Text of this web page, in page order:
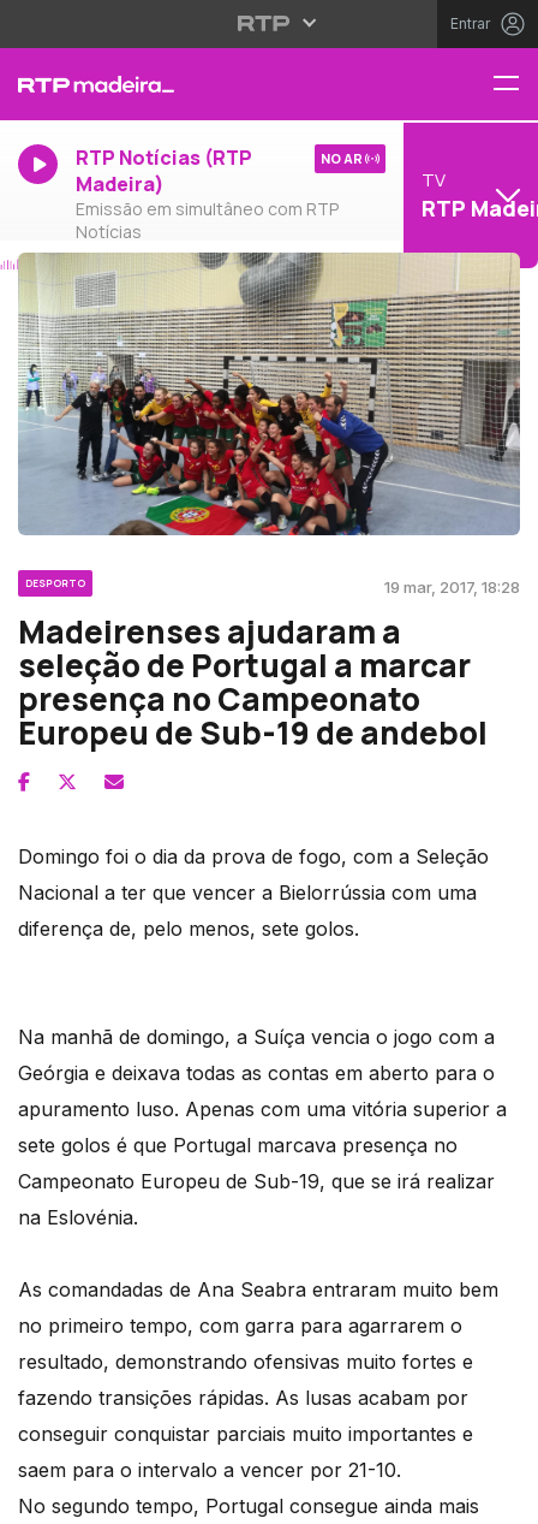
Entrar
RTP Notícias (RTP
Madeira)
Emissão em simultâneo com RTP
Notícias
NO AR
TV
RTP
DESPORTO 19 mar, 2017, 18:28
Madeirenses ajudaram a
seleção de Portugal a marcar
presença no Campeonato
Europeu de Sub-19 de andebol
Domingo foi o dia da prova de fogo, com a Seleção
Nacional a ter que vencer a Bielorrússia com uma
diferença de, pelo menos, sete golos.
Na manhã de domingo, a Suíça vencia o jogo com a
Geórgia e deixava todas as contas em aberto para o
apuramento luso. Apenas com uma vitória superior a
sete golos é que Portugal marcava presença no
Campeonato Europeu de Sub-19, que se irá realizar
na Eslovénia.
As comandadas de Ana Seabra entraram muito bem
no primeiro tempo, com garra para agarrarem o
resultado, demonstrando ofensivas muito fortes e
fazendo transições rápidas. As lusas acabam por
conseguir conquistar parciais muito importantes e
saem para o intervalo a vencer por 21-10.
No segundo tempo, Portugal consegue ainda mais